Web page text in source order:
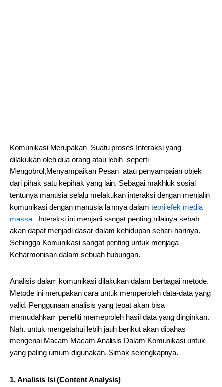
Komunikasi Merupakan Suatu proses Interaksi yang
dilakukan oleh dua orang atau lebih seperti
Mengobrol,Menyampaikan Pesan atau penyampaian objek
dari pihak satu kepihak yang lain. Sebagai makhluk sosial
tentunya manusia selalu melakukan interaksi dengan menjalin
komunikasi dengan manusia lainnya dalam teori efek media
massa . Interaksi ini menjadi sangat penting nilainya sebab
akan dapat menjadi dasar dalam kehidupan sehari-harinya.
Sehingga Komunikasi sangat penting untuk menjaga
Keharmonisan dalam sebuah hubungan.
Analisis dalam komunikasi dilakukan dalam berbagai metode.
Metode ini merupakan cara untuk memperoleh data-data yang
valid. Penggunaan analisis yang tepat akan bisa
memudahkam peneliti memeproleh hasil data yang dinginkan.
Nah, untuk mengetahui lebih jauh berikut akan dibahas
mengenai Macam Macam Analisis Dalam Komunikasi untuk
yang paling umum digunakan. Simak selengkapnya.
1. Analisis Isi (Content Analysis)